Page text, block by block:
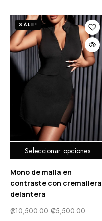
Seleccionar opciones
SALE!
Mono de malla en
contraste con cremallera
delantera
₡10,500.00 ₡5,500.00